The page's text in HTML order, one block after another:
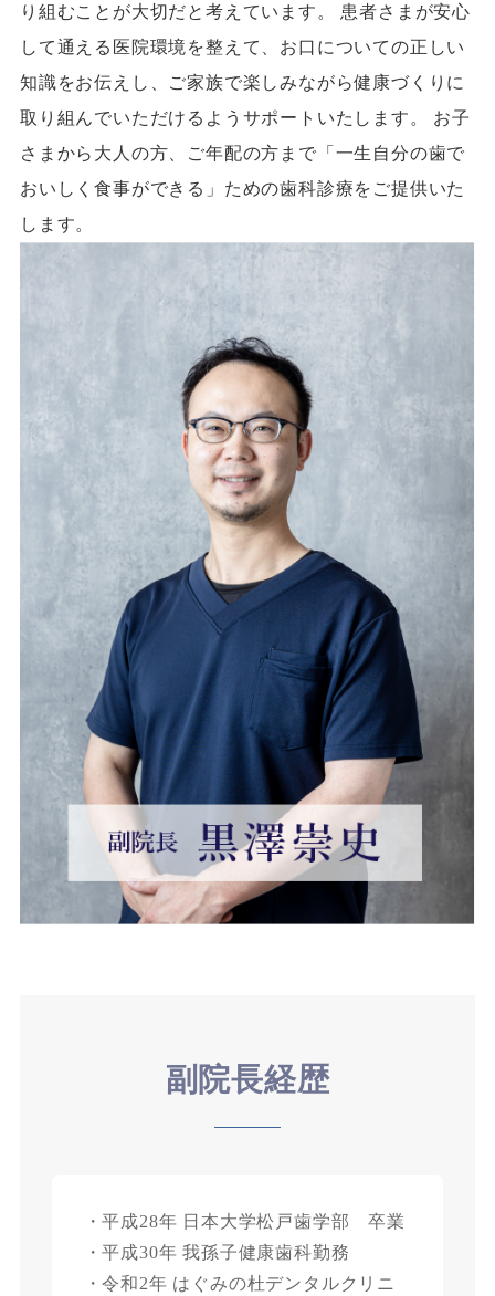
り組むことが大切だと考えています。 患者さまが安心
して通える医院環境を整えて、お口についての正しい
知識をお伝えし、ご家族で楽しみながら健康づくりに
取り組んでいただけるようサポートいたします。 お子
さまから大人の方、ご年配の方まで「一生自分の歯で
おいしく食事ができる」ための歯科診療をご提供いた
します。
副院長経歴
・平成28年 日本大学松戸歯学部 卒業
・平成30年 我孫子健康歯科勤務
・令和2年 はぐみの杜デンタルクリニ